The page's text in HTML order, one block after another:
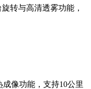
转与高清透雾功能，
像功能，支持10公里